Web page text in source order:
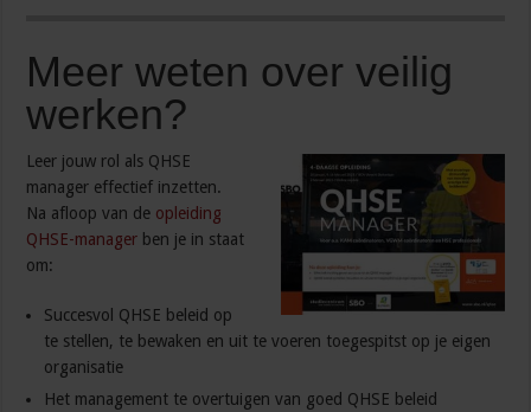
Meer weten over veilig
werken?
Leer jouw rol als QHSE
manager effectief inzetten.
Na afloop van de opleiding
QHSE-manager ben je in staat
om:
Succesvol QHSE beleid op
te stellen, te bewaken en uit te voeren toegespitst op je eigen
organisatie
Het management te overtuigen van goed QHSE beleid